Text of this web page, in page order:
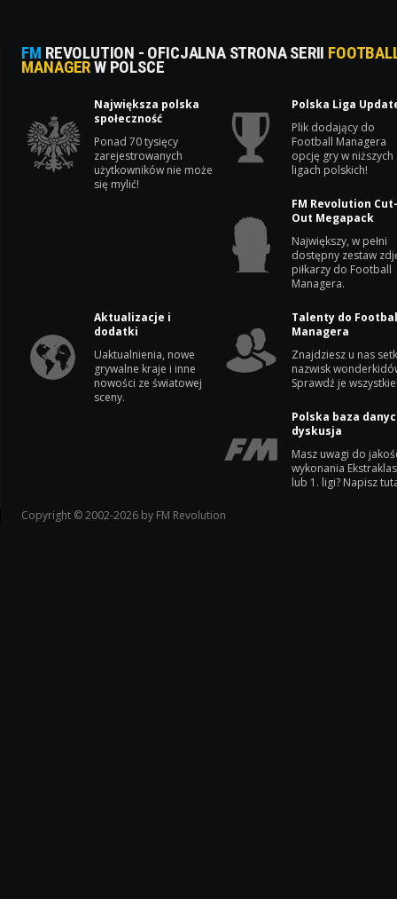
FM REVOLUTION - OFICJALNA STRONA SERII
MANAGERW POLSCE
Największa polska
społeczność
Ponad 70 tysięcy
zarejestrowanych
użytkowników nie może
się mylić!
Polska Liga
Plik dodający do
Football Managera
opcję gry w niższych
ligach polskich!
FM Revolution
Out Megapack
Największy, w pełni
dostępny zestaw
piłkarzy do Football
Managera.
Aktualizacje i
dodatki
Uaktualnienia, nowe
grywalne kraje i inne
nowości ze światowej
sceny.
Talenty do
Managera
Znajdziesz u nas
nazwisk
Sprawdź je
Polska baza
dyskusja
Masz uwagi do
wykonania
lub 1. ligi? Napisz
Copyright © 2002-2026 by FM Revolution